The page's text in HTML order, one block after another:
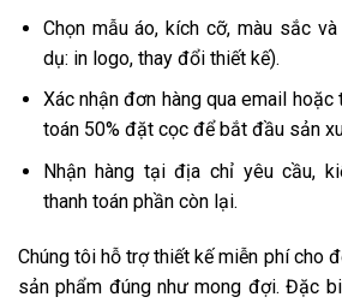
Chọn mẫu áo, kích cỡ, màu sắc
dụ: in logo, thay đổi thiết kế).
Xác nhận đơn hàng qua email hoặc
toán 50% đặt cọc để bắt đầu sản
Nhận hàng tại địa chỉ yêu cầu,
thanh toán phần còn lại.
Chúng tôi hỗ trợ thiết kế miễn phí cho
sản phẩm đúng như mong đợi. Đặc